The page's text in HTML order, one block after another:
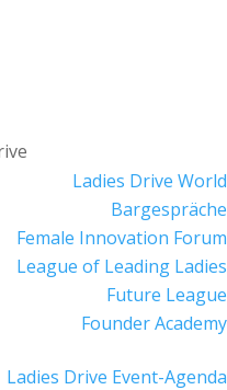
Ladies Drive World
Bargespräche
Female Innovation Forum
League of Leading Ladies
Future League
Founder Academy
Ladies Drive Event-Agenda